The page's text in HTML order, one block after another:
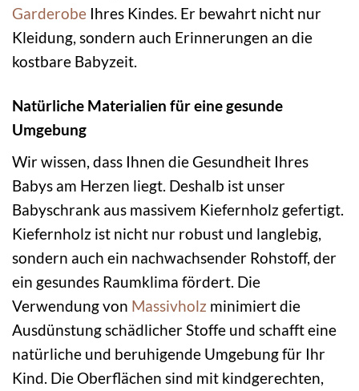
Garderobe Ihres Kindes. Er bewahrt nicht nur
Kleidung, sondern auch Erinnerungen an die
kostbare Babyzeit.
Natürliche Materialien für eine gesunde
Umgebung
Wir wissen, dass Ihnen die Gesundheit Ihres
Babys am Herzen liegt. Deshalb ist unser
Babyschrank aus massivem Kiefernholz gefertigt.
Kiefernholz ist nicht nur robust und langlebig,
sondern auch ein nachwachsender Rohstoff, der
ein gesundes Raumklima fördert. Die
Verwendung von Massivholz minimiert die
Ausdünstung schädlicher Stoffe und schafft eine
natürliche und beruhigende Umgebung für Ihr
Kind. Die Oberflächen sind mit kindgerechten,